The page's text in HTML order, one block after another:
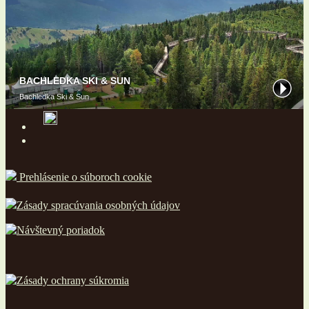
Prehlásenie o súboroch cookie
Zásady spracúvania osobných údajov
Návštevný poriadok
Zásady ochrany súkromia